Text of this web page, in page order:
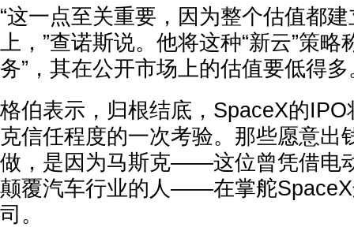
“这一点至关重要，因为整个估值都
上，”查诺斯说。他将这种“新云”策略
务”，其在公开市场上的估值要低得多
格伯表示，归根结底，SpaceX的
克信任程度的一次考验。那些愿意出
做，是因为马斯克——这位曾凭借电
颠覆汽车行业的人——在掌舵
司。